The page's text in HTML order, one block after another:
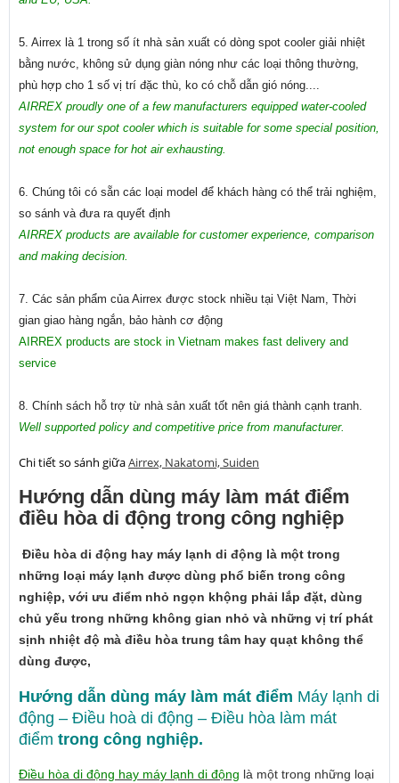
5. Airrex là 1 trong số ít nhà sản xuất có dòng spot cooler giải nhiệt
bằng nước, không sử dụng giàn nóng như các loại thông thường,
phù hợp cho 1 số vị trí đặc thù, ko có chỗ dẫn gió nóng....
AIRREX proudly one of a few manufacturers equipped water-cooled
system for our spot cooler which is suitable for some special position,
not enough space for hot air exhausting.
6. Chúng tôi có sẵn các loại model để khách hàng có thể trải nghiệm,
so sánh và đưa ra quyết định
AIRREX products are available for customer experience, comparison
and making decision.
7. Các sản phẩm của Airrex được stock nhiều tại Việt Nam, Thời
gian giao hàng ngắn, bảo hành cơ động
AIRREX products are stock in Vietnam makes fast delivery and
service
8. Chính sách hỗ trợ từ nhà sản xuất tốt nên giá thành cạnh tranh.
Well supported policy and competitive price from manufacturer.
Chi tiết so sánh giữaAirrex, Nakatomi, Suiden
Hướng dẫn dùng máy làm mát điểm
điều hòa di động trong công nghiệp
Điều hòa di động hay máy lạnh di động là một trong
những loại máy lạnh được dùng phổ biến trong công
nghiệp, với ưu điểm nhỏ ngọn khộng phải lắp đặt, dùng
chủ yếu trong những không gian nhỏ và những vị trí phát
sịnh nhiệt độ mà điều hòa trung tâm hay quạt không thể
dùng được,
Hướng dẫn dùng máy làm mát điểm Máy lạnh di
động – Điều hoà di động – Điều hòa làm mát
điểm trong công nghiệp.
Điều hòa di động hay máy lạnh di động là một trong những loại